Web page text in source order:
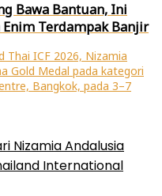
Bawa Bantuan, Ini
Terdampak Banjir
Nizamia Andalusia
International